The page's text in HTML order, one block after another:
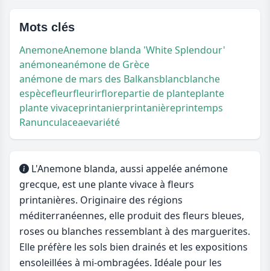
Mots clés
AnemoneAnemone blanda 'White Splendour'
anémoneanémone de Grèce
anémone de mars des Balkansblancblanche
espècefleurfleurirflorepartie de planteplante
plante vivaceprintanierprintanièreprintemps
Ranunculaceaevariété
L'Anemone blanda, aussi appelée anémone
grecque, est une plante vivace à fleurs
printanières. Originaire des régions
méditerranéennes, elle produit des fleurs bleues,
roses ou blanches ressemblant à des marguerites.
Elle préfère les sols bien drainés et les expositions
ensoleillées à mi-ombragées. Idéale pour les